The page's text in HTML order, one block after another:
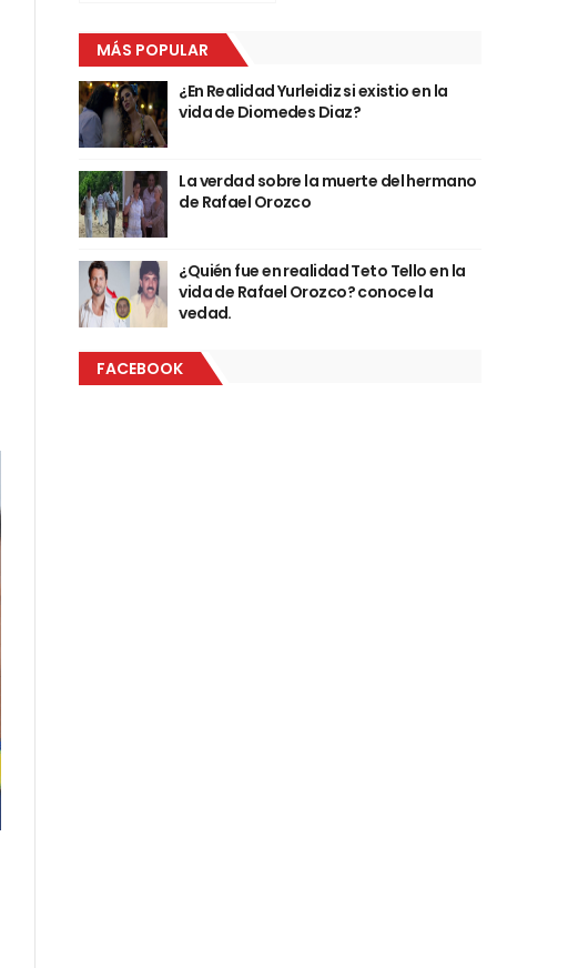
MÁS POPULAR
¿En Realidad Yurleidiz si existio en la
vida de Diomedes Diaz?
La verdad sobre la muerte del hermano
de Rafael Orozco
¿Quién fue en realidad Teto Tello en la
vida de Rafael Orozco? conoce la
vedad.
FACEBOOK